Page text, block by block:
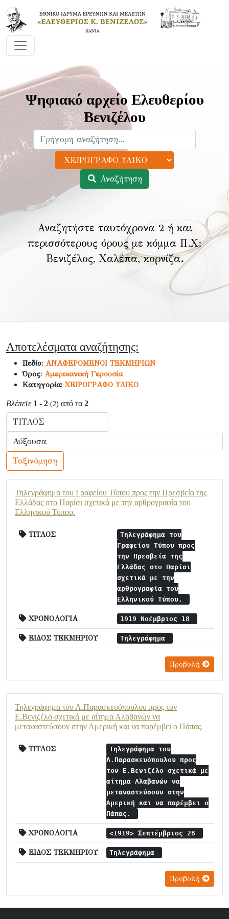
Ψηφιακό αρχείο Ελευθερίου
Βενιζέλου
Αναζήτηση
Αναζητήστε ταυτόχρονα 2 ή και
περισσότερους όρους με κόμμα Π.Χ:
Βενιζέλος, Χαλέπα, κορνίζα.
Αποτελέσματα αναζήτησης:
Πεδίο: ΑΝΑΦΕΡΟΜΕΝΟΙ ΤΕΚΜΗΡΙΩΝ
Όρος: Αμερικανική Γερουσία
Κατηγορία:ΧΕΙΡΟΓΡΑΦΟ ΥΛΙΚΟ
Βλέπετε 1 - 2 (2) από τα 2
Ταξινόμηση
Τηλεγράφημα του Γραφείου Τύπου προς την Πρεσβεία της
Ελλάδας στο Παρίσι σχετικά με την αρθρογραφία του
Ελληνικού Τύπου.
ΤΙΤΛΟΣ
Τηλεγράφημα του
Γραφείου Τύπου προς
την Πρεσβεία της
Ελλάδας στο Παρίσι
σχετικά με την
αρθρογραφία του
Ελληνικού Τύπου.
ΧΡΟΝΟΛΟΓΙΑ 1919 Νοέμβριος 18
ΕΙΔΟΣ ΤΕΚΜΗΡΙΟΥ Τηλεγράφημα
Προβολή
Τηλεγράφημα του Λ.Παρασκευόπουλου προς τον
Ε.Βενιζέλο σχετικά με αίτημα Αλαβανών να
μεταναστεύσουν στην Αμερική και να παρέμβει ο Πάπας.
ΤΙΤΛΟΣ
Τηλεγράφημα του
Λ.Παρασκευόπουλου προς
τον Ε.Βενιζέλο σχετικά με
αίτημα Αλαβανών να
μεταναστεύσουν στην
Αμερική και να παρέμβει ο
Πάπας.
ΧΡΟΝΟΛΟΓΙΑ <1919> Σεπτέμβριος 28
ΕΙΔΟΣ ΤΕΚΜΗΡΙΟΥ Τηλεγράφημα
Προβολή